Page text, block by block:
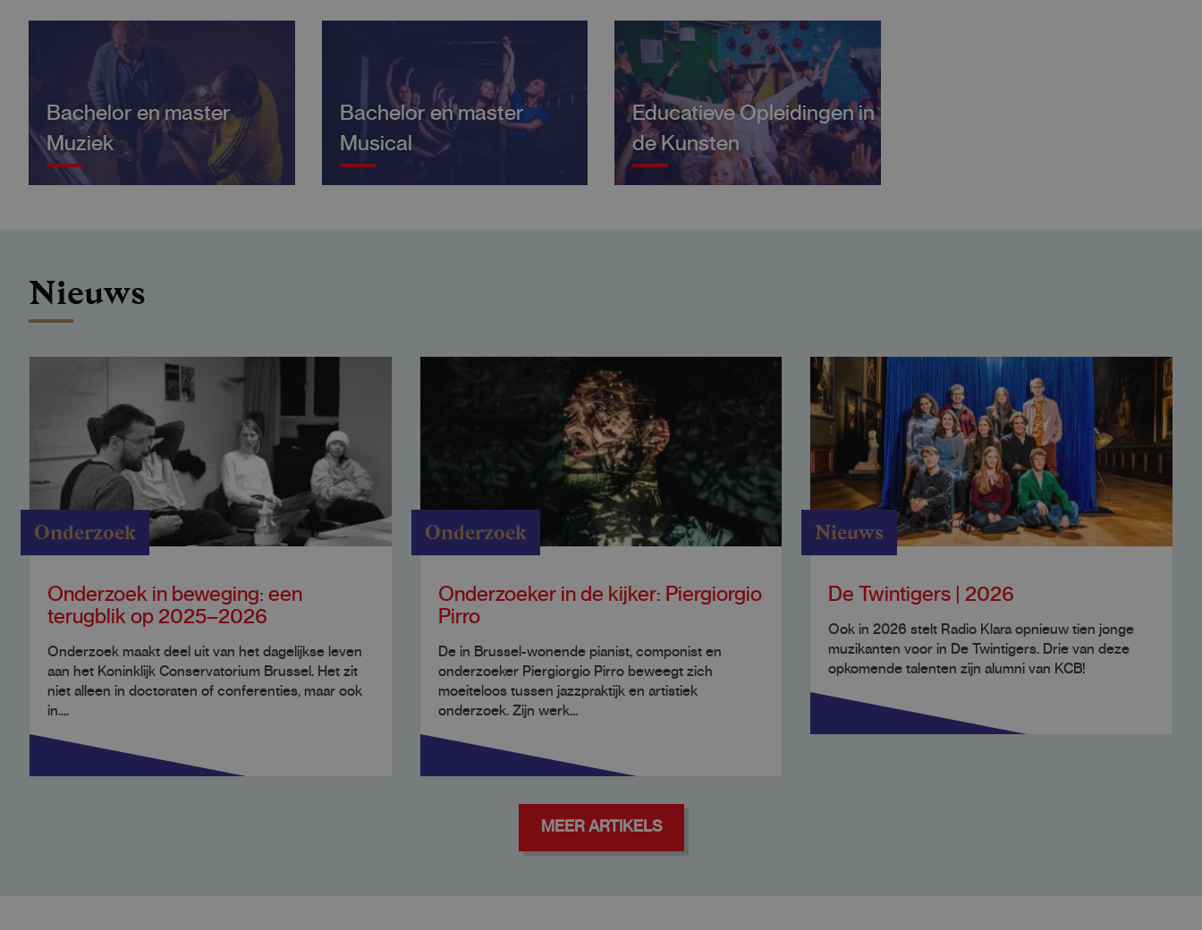
Bachelor en master
Muziek
Bachelor en master
Musical
Educatieve Opleidingen in
de Kunsten
Nieuws
Onderzoek
Onderzoek in beweging: een
terugblik op 2025–2026
Onderzoek maakt deel uit van het dagelijkse leven
aan het Koninklijk Conservatorium Brussel. Het zit
niet alleen in doctoraten of conferenties, maar ook
in....
Onderzoek
Onderzoeker in de kijker: Piergiorgio
Pirro
De in Brussel-wonende pianist, componist en
onderzoeker Piergiorgio Pirro beweegt zich
moeiteloos tussen jazzpraktijk en artistiek
onderzoek. Zijn werk...
Nieuws
De Twintigers | 2026
Ook in 2026 stelt Radio Klara opnieuw tien jonge
muzikanten voor in De Twintigers. Drie van deze
opkomende talenten zijn alumni van KCB!
MEER ARTIKELS